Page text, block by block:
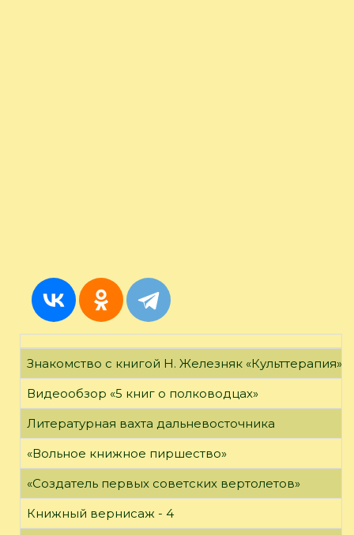
Знакомство с книгой Н. Железняк «Культтерапия»
Видеообзор «5 книг о полководцах»
Литературная вахта дальневосточника
«Вольное книжное пиршество»
«Создатель первых советских вертолетов»
Книжный вернисаж - 4